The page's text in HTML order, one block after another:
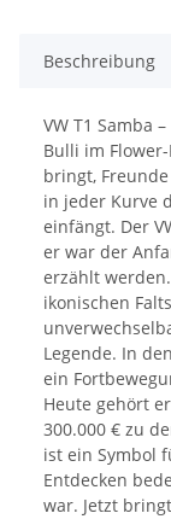
Beschreibung
VW T1 Samba
Bulli im
bringt,
in jeder Kurve
einfängt. Der
er war der
erzählt
ikonischen
Legende. In
ein
Heute gehört
300.000 € zu
ist ein Symbol
Entdecken
war. Jetzt